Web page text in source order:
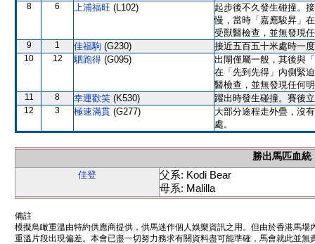
8 6 上浦福旺 (L102)
起步後不久發生碰撞。
慢，當時「嘉應駿昇」
受獸醫檢查，並無發現
9 1 佳福駒 (G230) 接近五百五十米處時一
10 12 駟跑得 (G095)
出閘僅屬一般，其後與
在「先到先得」內側緊
醫檢查，並無發現任何
11 8 幸運歡笑 (K530) 躍出時發生碰撞。賽後
12 3 極速滿貫 (G277)
大部分途程走外疊，沒
處。
勝出馬匹血統
佳登
父系: Kodi Bear
母系: Malilla
備註
模擬鳥瞰重溫由特約供應商提供，供馬迷作個人娛樂資訊之用。但由於香港馬
重溫片段出現偏差。本會已盡一切努力務求有關資料盡可能準確，馬會就此並